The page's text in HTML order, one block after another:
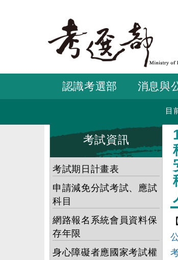
要
容
認識考選部 消息與
目
考試資訊
考試期日計畫表
申請減免分試考試、應試
科目
網路報名系統會員資料保
存年限
身心障礙者應國家考試權
:::